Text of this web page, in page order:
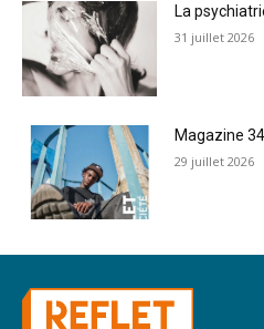
La
31 juillet 2026
Magazine
29 juillet 2026